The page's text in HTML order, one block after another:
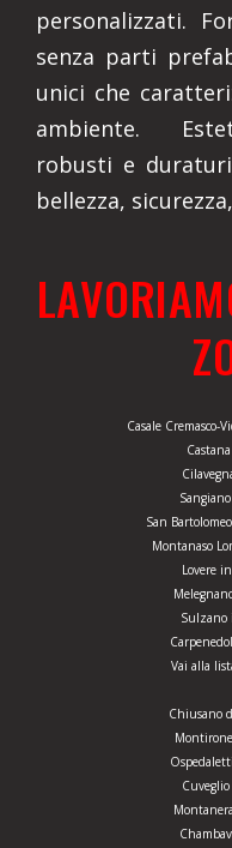
personalizzati.
senza parti
unici che
ambiente.
robusti e
bellezza,
Casale Cremasco-
San
Montanaso
Lovere
Sulzano
Vai alla
Chiusano